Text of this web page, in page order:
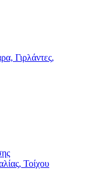
Γιρλάντες,
Τοίχου